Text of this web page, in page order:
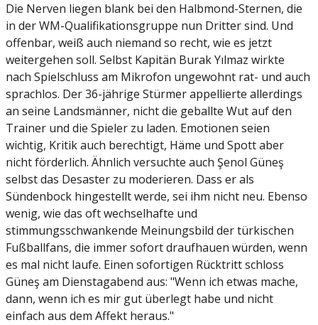
Die Nerven liegen blank bei den Halbmond-Sternen, die
in der WM-Qualifikationsgruppe nun Dritter sind. Und
offenbar, weiß auch niemand so recht, wie es jetzt
weitergehen soll. Selbst Kapitän Burak Yılmaz wirkte
nach Spielschluss am Mikrofon ungewohnt rat- und auch
sprachlos. Der 36-jährige Stürmer appellierte allerdings
an seine Landsmänner, nicht die geballte Wut auf den
Trainer und die Spieler zu laden. Emotionen seien
wichtig, Kritik auch berechtigt, Häme und Spott aber
nicht förderlich. Ähnlich versuchte auch Şenol Güneş
selbst das Desaster zu moderieren. Dass er als
Sündenbock hingestellt werde, sei ihm nicht neu. Ebenso
wenig, wie das oft wechselhafte und
stimmungsschwankende Meinungsbild der türkischen
Fußballfans, die immer sofort draufhauen würden, wenn
es mal nicht laufe. Einen sofortigen Rücktritt schloss
Güneş am Dienstagabend aus: "Wenn ich etwas mache,
dann, wenn ich es mir gut überlegt habe und nicht
einfach aus dem Affekt heraus."